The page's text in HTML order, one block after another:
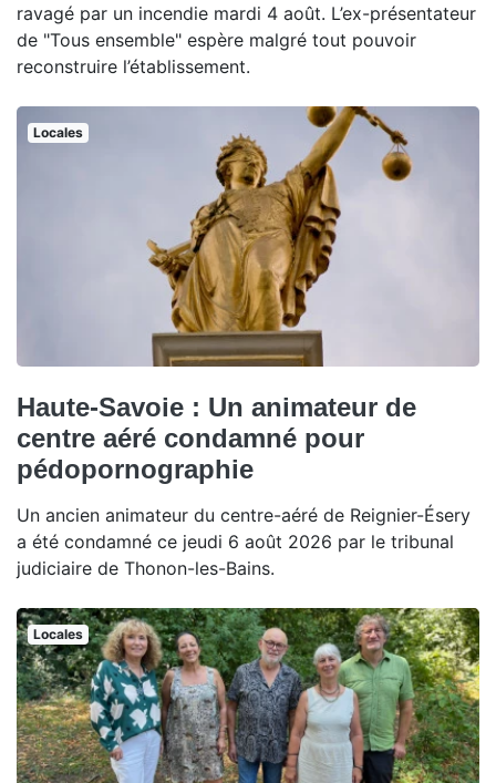
ravagé par un incendie mardi 4 août. L’ex-présentateur
de "Tous ensemble" espère malgré tout pouvoir
reconstruire l’établissement.
Locales
Haute-Savoie : Un animateur de
centre aéré condamné pour
pédopornographie
Un ancien animateur du centre-aéré de Reignier-Ésery
a été condamné ce jeudi 6 août 2026 par le tribunal
judiciaire de Thonon-les-Bains.
Locales